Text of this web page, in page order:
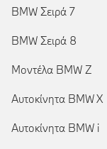
BMW Σειρά 7
BMW Σειρά 8
Μοντέλα BMW Z
Αυτοκίνητα BMW X
Αυτοκίνητα BMW i